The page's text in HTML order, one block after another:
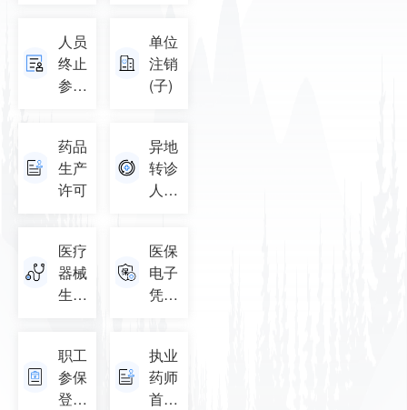
登记
[城乡
居民
人员
终止
参保
单位
注销
(子)
药品
生产
许可
异地
转诊
人员
医疗
器械
生产
医保
电子
凭证
职工
参保
登记
执业
药师
首次